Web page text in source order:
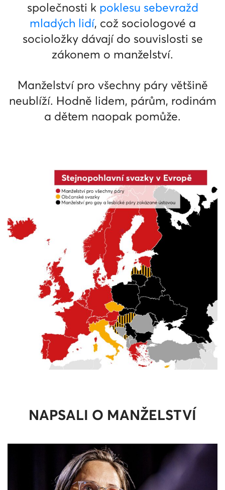
společnosti k poklesu sebevražd
mladých lidí, což sociologové a
socioložky dávají do souvislosti se
zákonem o manželství.
Manželství pro všechny páry většině
neublíží. Hodně lidem, párům, rodinám
a dětem naopak pomůže.
NAPSALI O MANŽELSTVÍ